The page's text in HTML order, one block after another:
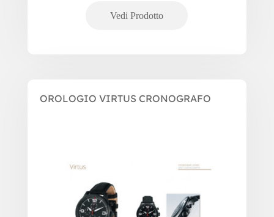
OROLOGIO VIRTUS CRONOGRAFO